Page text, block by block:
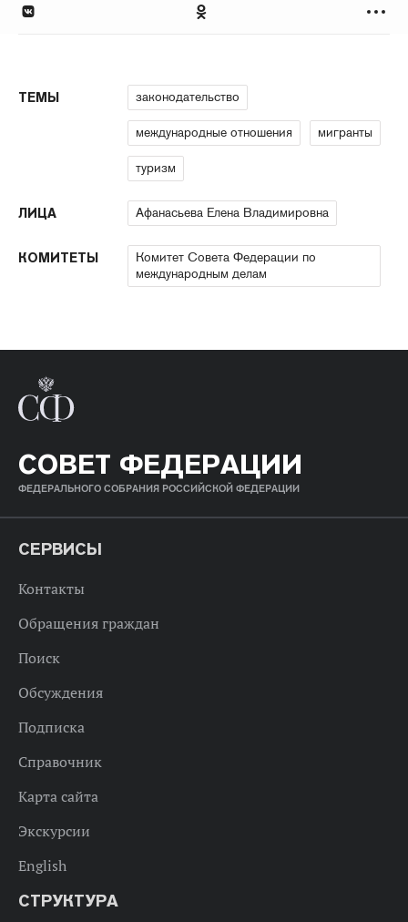
ТЕМЫ законодательство
международные отношения мигранты
туризм
ЛИЦА Афанасьева Елена Владимировна
КОМИТЕТЫ
Комитет Совета Федерации по
международным делам
СОВЕТ ФЕДЕРАЦИИ
ФЕДЕРАЛЬНОГО СОБРАНИЯ РОССИЙСКОЙ ФЕДЕРАЦИИ
СЕРВИСЫ
Контакты
Обращения граждан
Поиск
Обсуждения
Подписка
Справочник
Карта сайта
Экскурсии
English
СТРУКТУРА